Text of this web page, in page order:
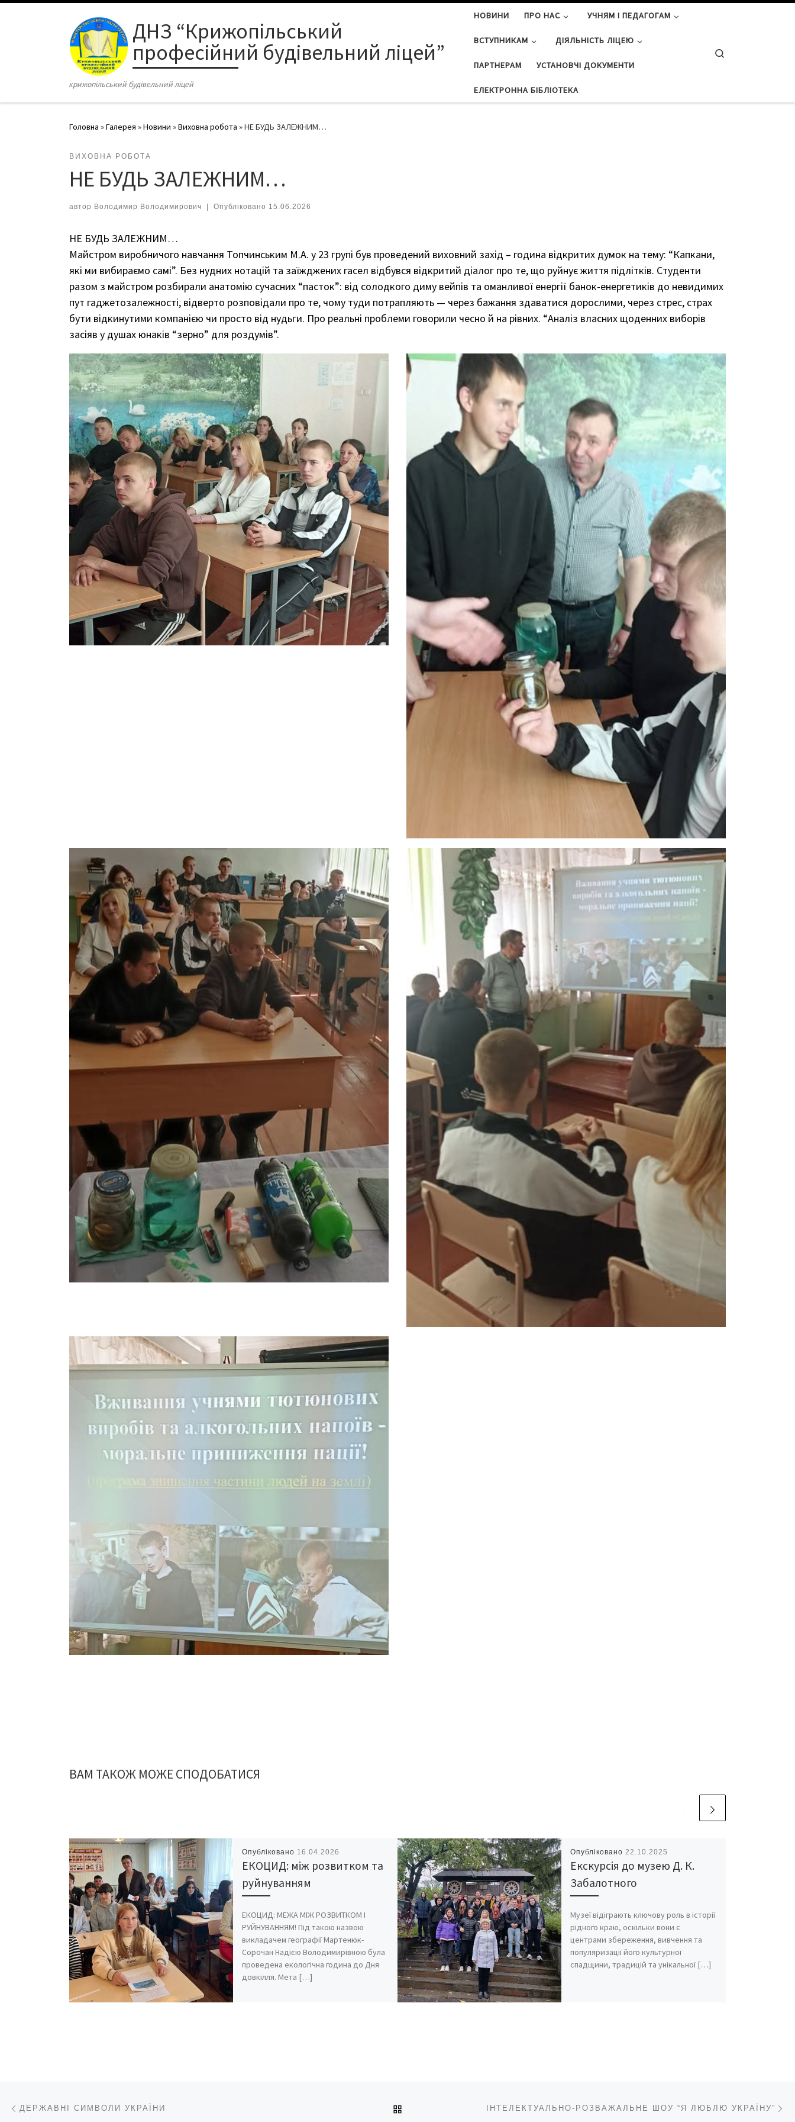
Перейти до вмісту
ДНЗ “Крижопільський
професійний будівельний ліцей”
крижопільський будівельний ліцей
НОВИНИ ПРО НАС УЧНЯМ І ПЕДАГОГАМ
ВСТУПНИКАМ ДІЯЛЬНІСТЬ ЛІЦЕЮ
ПАРТНЕРАМ УСТАНОВЧІ ДОКУМЕНТИ
ЕЛЕКТРОННА БІБЛІОТЕКА
Головна »Галерея »Новини »Виховна робота »НЕ БУДЬ ЗАЛЕЖНИМ…
ВИХОВНА РОБОТА
НЕ БУДЬ ЗАЛЕЖНИМ…
автор Володимир Володимирович Опубліковано 15.06.2026
НЕ БУДЬ ЗАЛЕЖНИМ…
Майстром виробничого навчання Топчинським М.А. у 23 групі був проведений виховний захід – година відкритих думок на тему: “Капкани,
які ми вибираємо самі”. Без нудних нотацій та заїжджених гасел відбувся відкритий діалог про те, що руйнує життя підлітків. Студенти
разом з майстром розбирали анатомію сучасних “пасток”: від солодкого диму вейпів та оманливої енергії банок-енергетиків до невидимих
пут гаджетозалежності, відверто розповідали про те, чому туди потрапляють — через бажання здаватися дорослими, через стрес, страх
бути відкинутими компанією чи просто від нудьги. Про реальні проблеми говорили чесно й на рівних. “Аналіз власних щоденних виборів
засіяв у душах юнаків “зерно” для роздумів”.
ВАМ ТАКОЖ МОЖЕ СПОДОБАТИСЯ
Опубліковано 16.04.2026
ЕКОЦИД: між розвитком та
руйнуванням
ЕКОЦИД: МЕЖА МІЖ РОЗВИТКОМ І
РУЙНУВАННЯМ! Під такою назвою
викладачем географії Мартенюк-
Сорочан Надією Володимирівною була
проведена екологічна година до Дня
довкілля. Мета […]
Опубліковано 22.10.2025
Екскурсія до музею Д. К.
Забалотного
Музеї відіграють ключову роль в історії
рідного краю, оскільки вони є
центрами збереження, вивчення та
популяризації його культурної
спадщини, традицій та унікальної […]
Навігація записів
ДЕРЖАВНІ СИМВОЛИ УКРАЇНИ ПОВЕРНУТИСЯ ДО СПИСКУ ЗАПИСІВ
ІНТЕЛЕКТУАЛЬНО-РОЗВАЖАЛЬНЕ ШОУ “Я ЛЮБЛЮ УКРАЇНУ”